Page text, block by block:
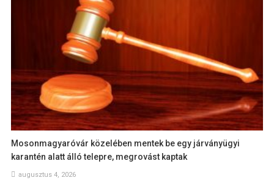
Mosonmagyaróvár közelében mentek be egy járványügyi
karantén alatt álló telepre, megrovást kaptak
augusztus 4, 2026